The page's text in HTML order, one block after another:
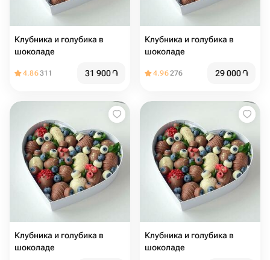
Клубника и голубика в
шоколаде
4.86311 31 900֏
Клубника и голубика в
шоколаде
4.96276 29 000֏
Клубника и голубика в
шоколаде
Клубника и голубика в
шоколаде